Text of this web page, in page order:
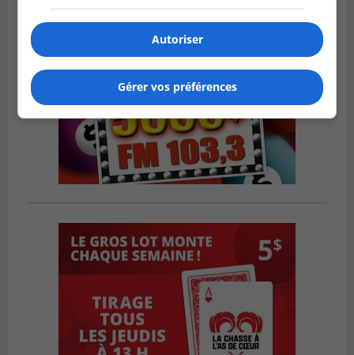
Autoriser
Gérer vos préférences